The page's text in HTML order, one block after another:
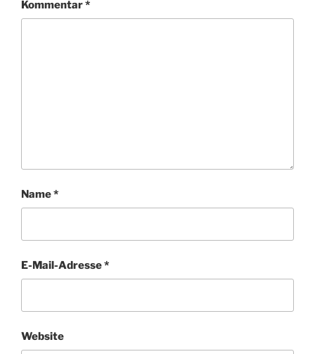
Kommentar*
Name*
E-Mail-Adresse*
Website